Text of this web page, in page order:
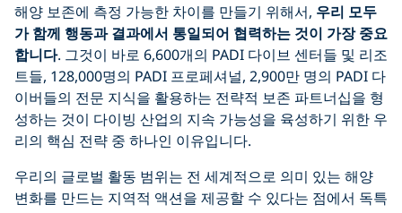
해양 보존에 측정 가능한 차이를 만들기 위해서, 우리 모두
가 함께 행동과 결과에서 통일되어 협력하는 것이 가장 중요
합니다. 그것이 바로 6,600개의 PADI 다이브 센터들 및 리조
트들, 128,000명의 PADI 프로페셔널, 2,900만 명의 PADI 다
이버들의 전문 지식을 활용하는 전략적 보존 파트너십을 형
성하는 것이 다이빙 산업의 지속 가능성을 육성하기 위한 우
리의 핵심 전략 중 하나인 이유입니다.
우리의 글로벌 활동 범위는 전 세계적으로 의미 있는 해양
변화를 만드는 지역적 액션을 제공할 수 있다는 점에서 독특